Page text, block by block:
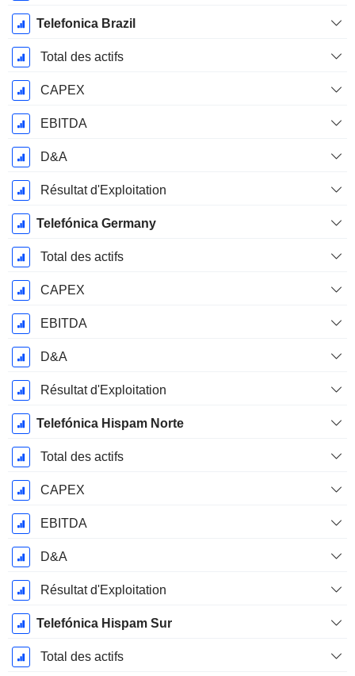
Telefonica Brazil
Total des actifs
CAPEX
EBITDA
D&A
Résultat d'Exploitation
Telefónica Germany
Total des actifs
CAPEX
EBITDA
D&A
Résultat d'Exploitation
Telefónica Hispam Norte
Total des actifs
CAPEX
EBITDA
D&A
Résultat d'Exploitation
Telefónica Hispam Sur
Total des actifs